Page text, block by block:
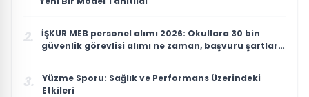
2.
İŞKUR MEB personel alımı 2026: Okullara 30 bin
güvenlik görevlisi alımı ne zaman, başvuru şartları
3.
Yüzme Sporu: Sağlık ve Performans Üzerindeki
Etkileri